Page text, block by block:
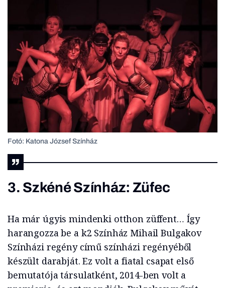
Fotó: Katona József Színház
3. Szkéné Színház: Züfec
Ha már úgyis mindenki otthon züffent… Így
harangozza be a k2 Színház Mihail Bulgakov
Színházi regény című színházi regényéből
készült darabját. Ez volt a fiatal csapat első
bemutatója társulatként, 2014-ben volt a